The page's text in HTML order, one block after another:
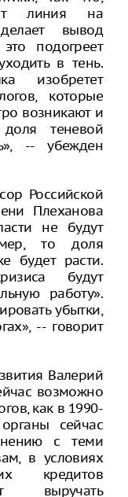
линия на
вывод
подогреет
в тень.
изобретет
которые
возникают и
доля теневой
-- убежден
Российской
Плеханова
не будут
мер, то доля
будет расти.
будут
работу».
убытки,
-- говорит
Валерий
возможно
как в 1990-
сейчас
с теми
в условиях
кредитов
выручать